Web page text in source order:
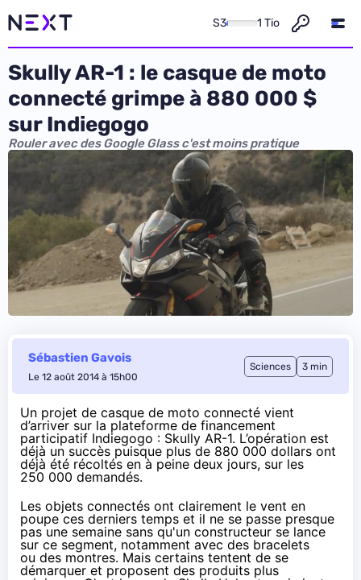
S3 1 Tio
Skully AR-1 : le casque de moto
connecté grimpe à 880 000 $
sur Indiegogo
Rouler avec des Google Glass c'est moins pratique
Sébastien Gavois
Le 12 août 2014 à 15h00
Sciences 3 min
Un projet de casque de moto connecté vient
d’arriver sur la plateforme de financement
participatif Indiegogo : Skully AR-1. L’opération est
déjà un succès puisque plus de 880 000 dollars ont
déjà été récoltés en à peine deux jours, sur les
250 000 demandés.
Les objets connectés ont clairement le vent en
poupe ces derniers temps et il ne se passe presque
pas une semaine sans qu'un constructeur se lance
sur ce segment, notamment avec des bracelets
ou des montres. Mais certains tentent de se
démarquer et proposent des produits plus